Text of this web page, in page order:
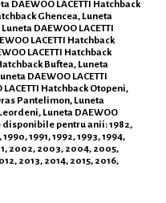
DAEWOO LACETTI Hatchback
Ghencea, Luneta
DAEWOO LACETTI
LACETTI Hatchback
LACETTI Hatchback
Buftea, Luneta
DAEWOO LACETTI
Hatchback Otopeni,
Pantelimon, Luneta
Luneta DAEWOO
disponibile pentru anii: 1982,
1991, 1992, 1993, 1994,
2002, 2003, 2004, 2005,
2013, 2014, 2015, 2016,